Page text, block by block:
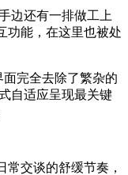
边还有一排做工上
功能，在这里也被处
完全去除了繁杂的
自适应呈现最关键
交谈的舒缓节奏，